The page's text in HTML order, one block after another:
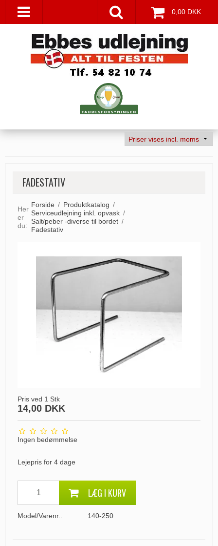
0,00 DKK
FADESTATIV
Her
er
du:
Forside / Produktkatalog /
Serviceudlejning inkl. opvask /
Salt/peber -diverse til bordet /
Fadestativ
Pris ved 1 Stk
14,00 DKK
Ingen bedømmelse
Lejepris for 4 dage
LÆG I KURV
Model/Varenr.: 140-250